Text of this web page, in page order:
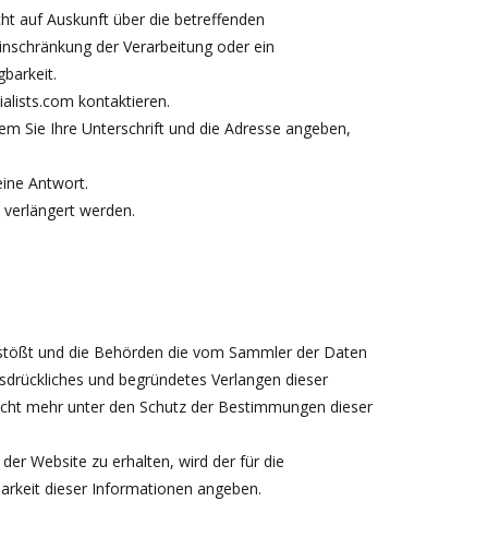
auf Auskunft über die betreffenden
der Verarbeitung oder ein
kontaktieren.
Sie Ihre Unterschrift und die Adresse angeben,
Antwort.
werden.
und die Behörden die vom Sammler der Daten
und begründetes Verlangen dieser
mehr unter den Schutz der Bestimmungen dieser
Website zu erhalten, wird der für die
dieser Informationen angeben.